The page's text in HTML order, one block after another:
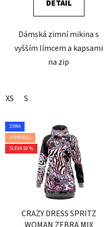
DETAIL
Dámská zimní mikina s
vyšším límcem a kapsami
na zip
XS S
ZIMA
VÝPRODEJ
SLEVA 50 %
CRAZY DRESS SPRITZ